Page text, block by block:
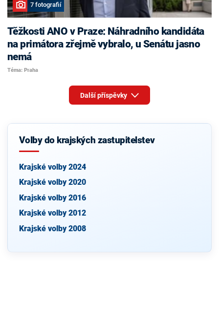
7 fotografií
Těžkosti ANO v Praze: Náhradního kandidáta
na primátora zřejmě vybralo, u Senátu jasno
nemá
Téma: Praha
Další příspěvky
Volby do krajských zastupitelstev
Krajské volby 2024
Krajské volby 2020
Krajské volby 2016
Krajské volby 2012
Krajské volby 2008